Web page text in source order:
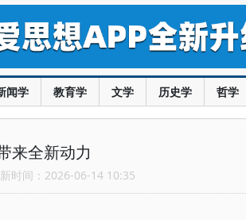
闻学 教育学 文学 历史学 哲学
来全新动力
时间：2026-06-14 10:35